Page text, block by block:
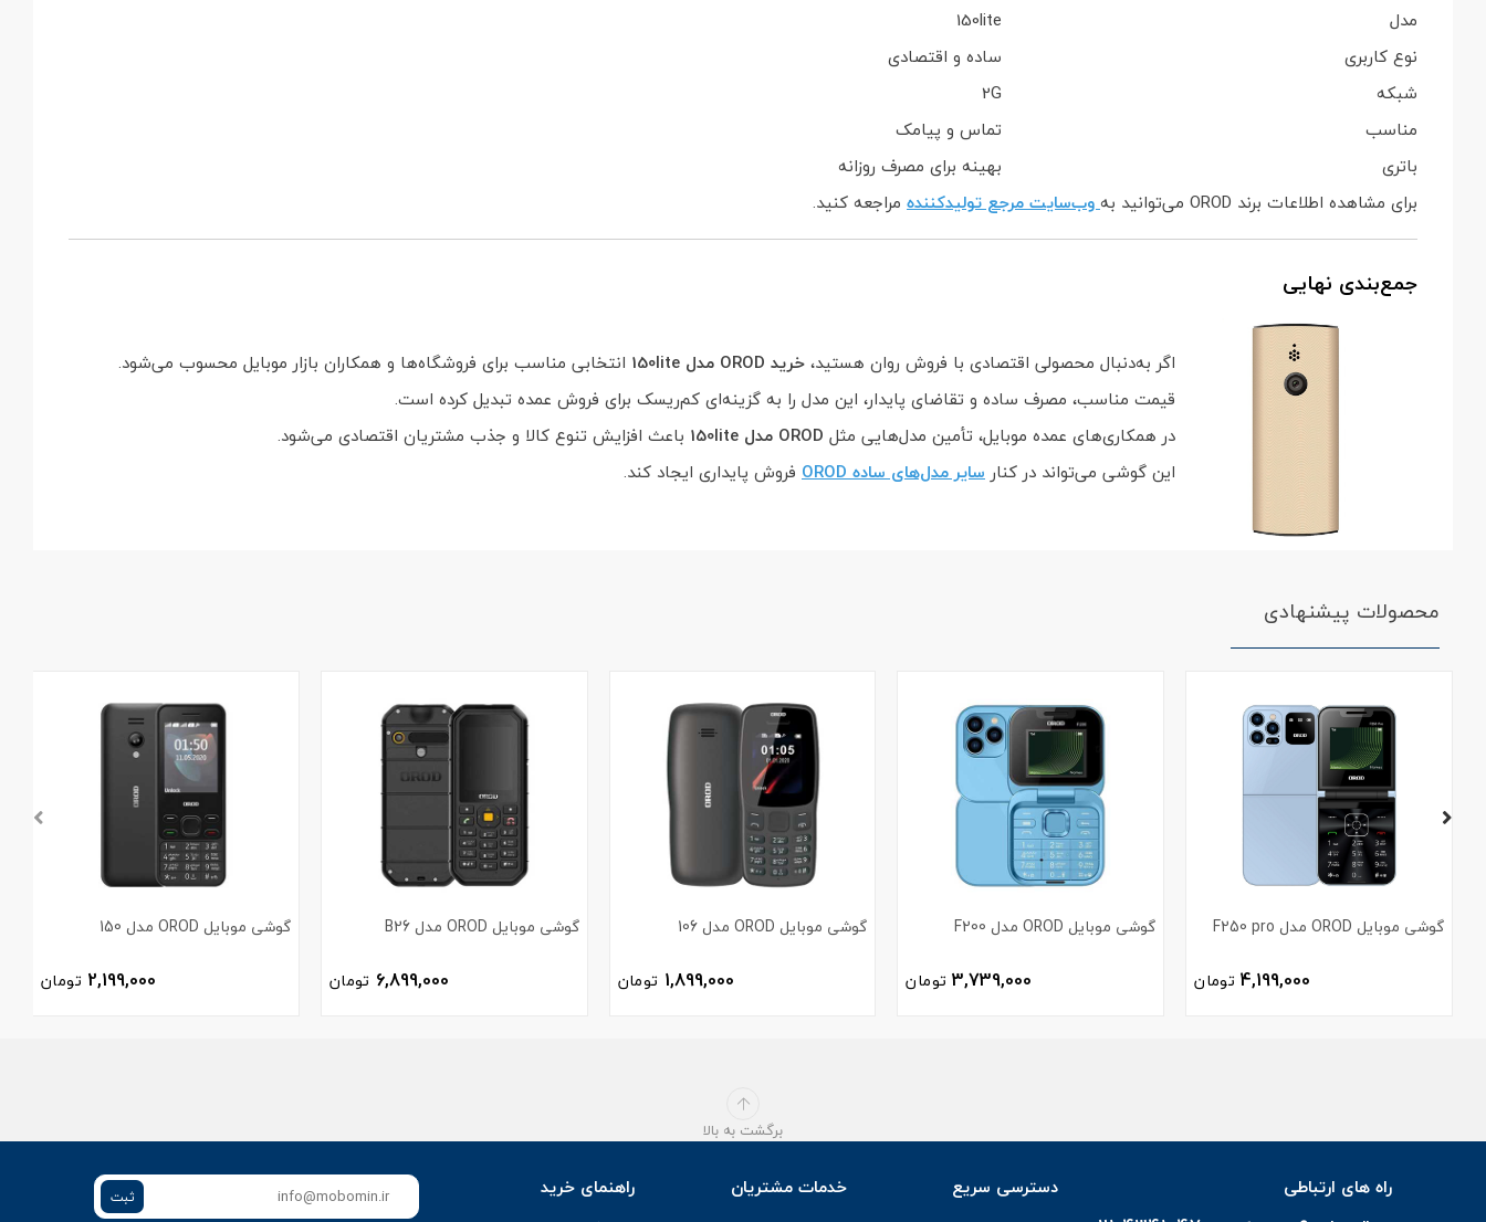
مدل
150lite
نوع کاربری
ساده و اقتصادی
شبکه
2G
مناسب
تماس و پیامک
باتری
بهینه برای مصرف روزانه
برای مشاهده اطلاعات برند OROD می‌توانید به
وب‌سایت مرجع تولیدکننده مراجعه کنید.
جمع‌بندی نهایی
اگر به‌دنبال محصولی اقتصادی با فروش روان هستید،خرید OROD مدل 150lite
انتخابی مناسب برای فروشگاه‌ها و همکاران بازار موبایل محسوب می‌شود.
قیمت مناسب، مصرف ساده و تقاضای پایدار، این مدل را به گزینه‌ای کم‌ریسک برای فروش عمده تبدیل کرده است.
در همکاری‌های عمده موبایل، تأمین مدل‌هایی مثل OROD مدل 150lite
باعث افزایش تنوع کالا و جذب مشتریان اقتصادی می‌شود.
این گوشی می‌تواند در کنار سایر مدل‌های ساده OROD فروش پایداری ایجاد کند.
محصولات پیشنهادی
گوشی موبایل OROD مدل F250 pro
4,199,000 تومان
گوشی موبایل OROD مدل F200
3,739,000 تومان
گوشی موبایل OROD مدل 106
1,899,000 تومان
گوشی موبایل OROD مدل B26
6,899,000 تومان
گوشی موبایل OROD مدل 150
2,199,000 تومان
برگشت به بالا
راه های ارتباطی
دسترسی سریع خدمات مشتریان راهنمای خرید ثبت